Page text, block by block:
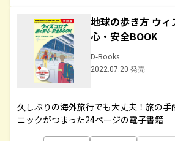
地球の歩き方 ウ
心・安全BOOK
D-Books
2022.07.20 発売
久しぶりの海外旅行でも大丈夫！旅の手
ニックがつまった24ページの電子書籍